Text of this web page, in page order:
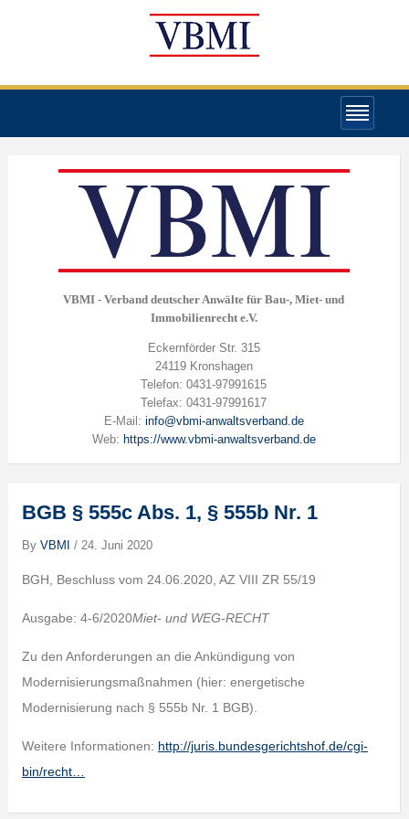
VBMI - Verband deutscher Anwälte für Bau-, Miet- und
Immobilienrecht e.V.
Eckernförder Str. 315
24119 Kronshagen
Telefon: 0431-97991615
Telefax: 0431-97991617
E-Mail: info@vbmi-anwaltsverband.de
Web: https://www.vbmi-anwaltsverband.de
BGB § 555c Abs. 1, § 555b Nr. 1
By VBMI / 24. Juni 2020
BGH, Beschluss vom 24.06.2020, AZ VIII ZR 55/19
Ausgabe: 4-6/2020Miet- und WEG-RECHT
Zu den Anforderungen an die Ankündigung von
Modernisierungsmaßnahmen (hier: energetische
Modernisierung nach § 555b Nr. 1 BGB).
Weitere Informationen: http://juris.bundesgerichtshof.de/cgi-
bin/recht…